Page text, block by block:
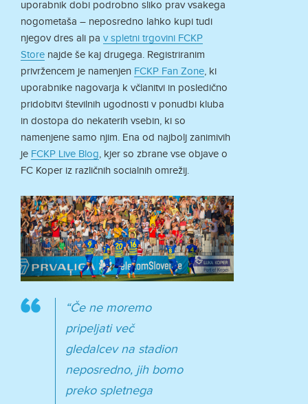
uporabnik dobi podrobno sliko prav vsakega
nogometaša – neposredno lahko kupi tudi
njegov dres ali pa v spletni trgovini FCKP
Store najde še kaj drugega. Registriranim
privržencem je namenjen FCKP Fan Zone , ki
uporabnike nagovarja k včlanitvi in posledično
pridobitvi številnih ugodnosti v ponudbi kluba
in dostopa do nekaterih vsebin, ki so
namenjene samo njim. Ena od najbolj zanimivih
je FCKP Live Blog , kjer so zbrane vse objave o
FC Koper iz različnih socialnih omrežij.
“Če ne moremo
pripeljati več
gledalcev na stadion
neposredno, jih bomo
preko spletnega